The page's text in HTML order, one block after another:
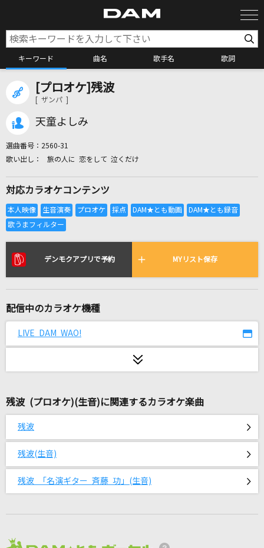
キーワード 曲名 歌手名 歌詞
カラオケ検索
全国りれき
リアルタイムで歌われている曲の一覧
1991(ビデオクリップバージョン)
FIRE!!
和田光司
＝LOVE
君の太陽
[生音]水平線
アスノヨゾラ哨戒班
[プロオケ]残波
[ ザンパ ]
天童よしみ
選曲番号： 2560-31
旅の人に 恋をして 泣くだけ
対応カラオケコンテンツ
デンモクアプリで予約 MYリスト保存
配信中のカラオケ機種
LIVE DAM WAO!
残波 (プロオケ)(生音)に関連するカラオケ楽曲
残波
残波(生音)
残波 「名演ギター 斉藤 功」(生音)